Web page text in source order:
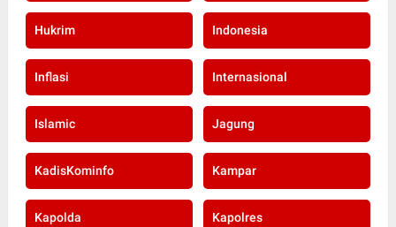
Hukrim Indonesia
Inflasi Internasional
Islamic Jagung
KadisKominfo Kampar
Kapolda Kapolres